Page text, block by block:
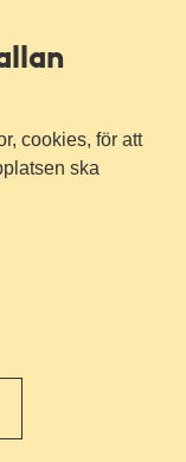
cookies, för att
ska